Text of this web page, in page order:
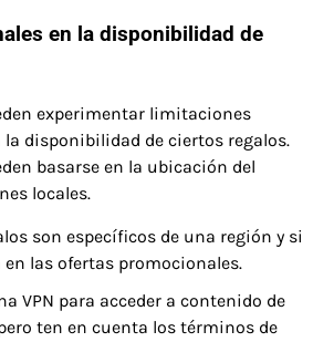
en la disponibilidad de
experimentar limitaciones
disponibilidad de ciertos regalos.
basarse en la ubicación del
locales.
son específicos de una región y si
las ofertas promocionales.
VPN para acceder a contenido de
ten en cuenta los términos de